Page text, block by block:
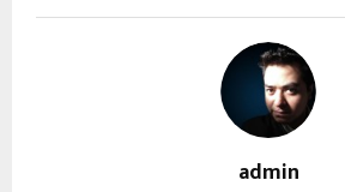
admin